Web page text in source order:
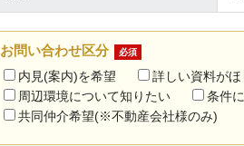
お問い合わせ区分 必須
内見(案内)を希望 詳しい資料がほ
周辺環境について知りたい
条件
共同仲介希望(※不動産会社様のみ)